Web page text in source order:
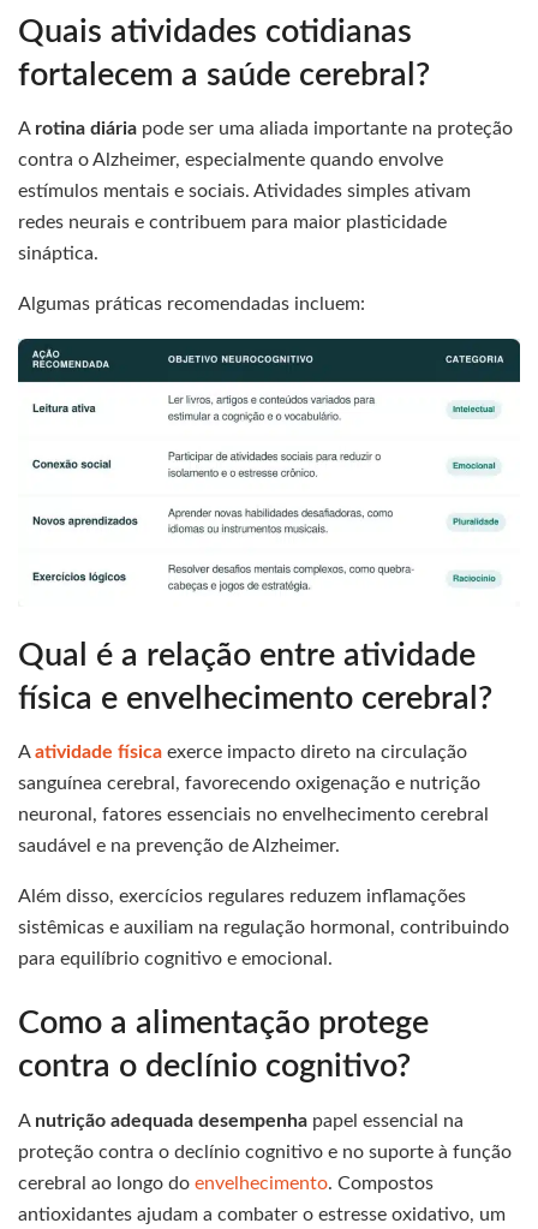
Quais atividades cotidianas
fortalecem a saúde cerebral?
A rotina diária pode ser uma aliada importante na proteção
contra o Alzheimer, especialmente quando envolve
estímulos mentais e sociais. Atividades simples ativam
redes neurais e contribuem para maior plasticidade
sináptica.
Algumas práticas recomendadas incluem:
Qual é a relação entre atividade
física e envelhecimento cerebral?
Aatividade física exerce impacto direto na circulação
sanguínea cerebral, favorecendo oxigenação e nutrição
neuronal, fatores essenciais no envelhecimento cerebral
saudável e na prevenção de Alzheimer.
Além disso, exercícios regulares reduzem inflamações
sistêmicas e auxiliam na regulação hormonal, contribuindo
para equilíbrio cognitivo e emocional.
Como a alimentação protege
contra o declínio cognitivo?
A nutrição adequada desempenha papel essencial na
proteção contra o declínio cognitivo e no suporte à função
cerebral ao longo do envelhecimento. Compostos
antioxidantes ajudam a combater o estresse oxidativo, um